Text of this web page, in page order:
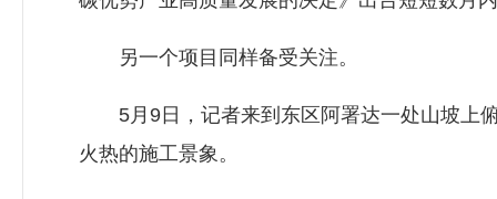
另一个项目同样备受关注。
5月9日，记者来到东区阿署达一处山坡上俯
火热的施工景象。